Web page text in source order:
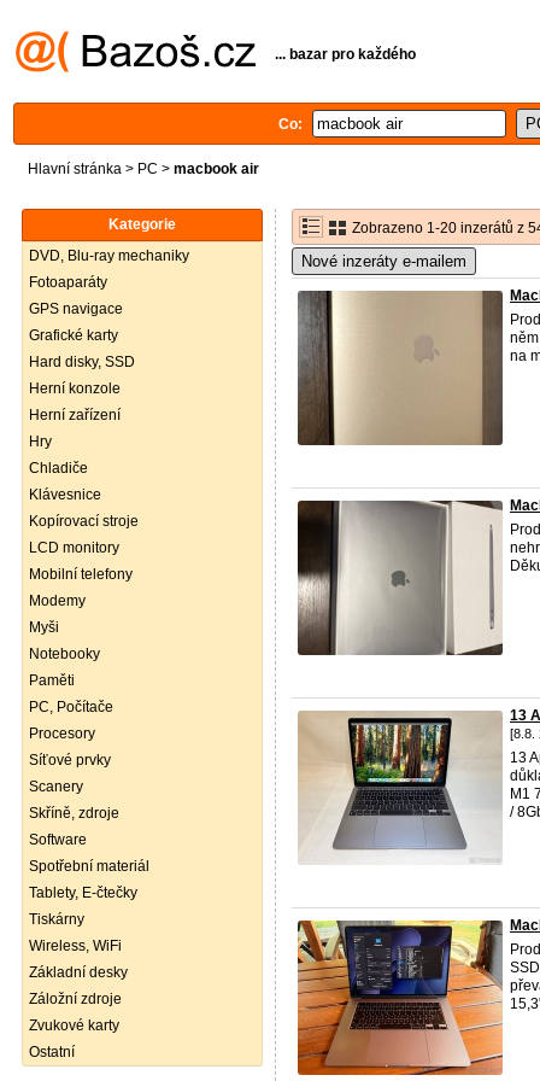
... bazar pro každého
Co:
Hlavní stránka > PC > macbook air
Kategorie
DVD, Blu-ray mechaniky
Fotoaparáty
GPS navigace
Grafické karty
Hard disky, SSD
Herní konzole
Herní zařízení
Hry
Chladiče
Klávesnice
Kopírovací stroje
LCD monitory
Mobilní telefony
Modemy
Myši
Notebooky
Paměti
PC, Počítače
Procesory
Síťové prvky
Scanery
Skříně, zdroje
Software
Spotřební materiál
Tablety, E-čtečky
Tiskárny
Wireless, WiFi
Základní desky
Záložní zdroje
Zvukové karty
Ostatní
Zobrazeno 1-20 inzerátů z
Nové inzeráty e-mailem
na
13
[8.8.
13
M1
/